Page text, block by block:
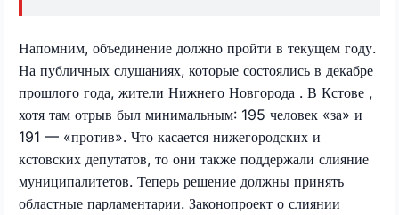
Напомним, объединение должно пройти в текущем году.
На публичных слушаниях, которые состоялись в декабре
прошлого года, жители Нижнего Новгорода . В Кстове ,
хотя там отрыв был минимальным: 195 человек «за» и
191 — «против». Что касается нижегородских и
кстовских депутатов, то они также поддержали слияние
муниципалитетов. Теперь решение должны принять
областные парламентарии. Законопроект о слиянии